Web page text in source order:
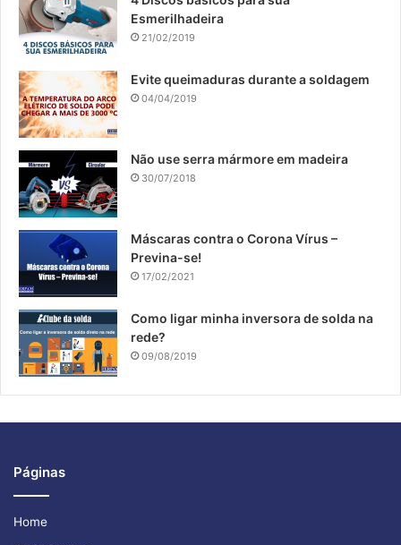
Esmerilhadeira
21/02/2019
Evite queimaduras durante a soldagem
04/04/2019
Não use serra mármore em madeira
30/07/2018
​Máscaras contra o Corona Vírus –
Previna-se!
17/02/2021
Como ligar minha inversora de solda na
rede?
09/08/2019
Páginas
Home